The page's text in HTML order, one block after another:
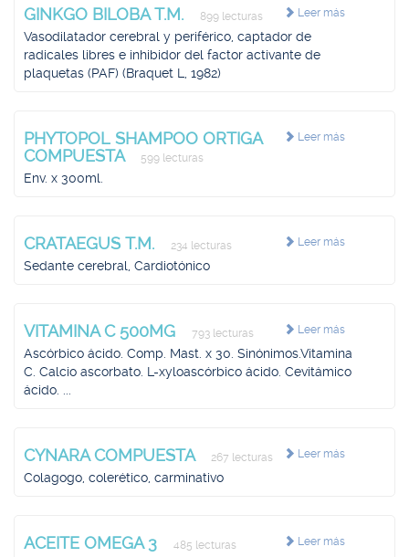
Leer más
GINKGO BILOBA T.M. 899 lecturas
Vasodilatador cerebral y periférico, captador de
radicales libres e inhibidor del factor activante de
plaquetas (PAF) (Braquet L, 1982)
Leer más
PHYTOPOL SHAMPOO ORTIGA
COMPUESTA
599 lecturas
Env. x 300ml.
Leer más
CRATAEGUS T.M. 234 lecturas
Sedante cerebral, Cardiotónico
Leer más
VITAMINA C 500MG 793 lecturas
Ascórbico ácido. Comp. Mast. x 30. Sinónimos.Vitamina
C. Calcio ascorbato. L-xyloascórbico ácido. Cevitámico
ácido. ...
Leer más
CYNARA COMPUESTA 267 lecturas
Colagogo, colerético, carminativo
Leer más
ACEITE OMEGA 3 485 lecturas